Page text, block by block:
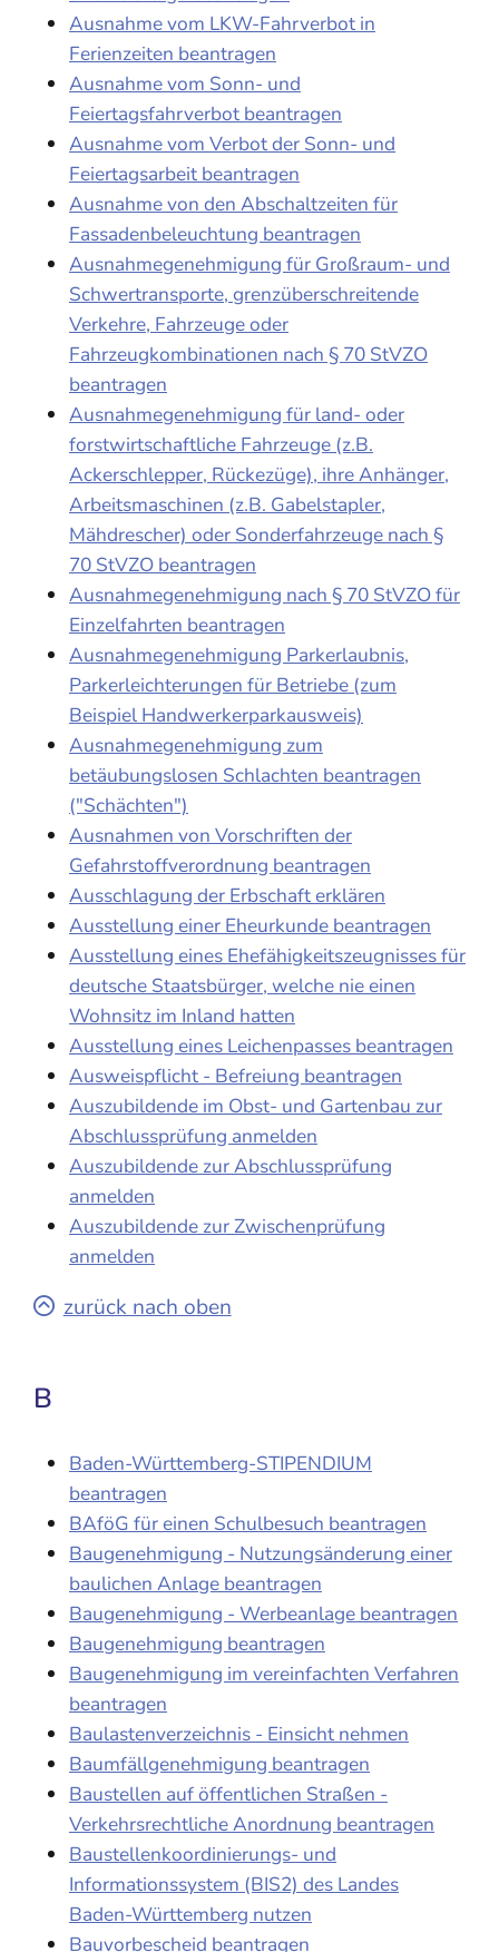
Ausnahme vom LKW-Fahrverbot in
Ferienzeiten beantragen
Ausnahme vom Sonn- und
Feiertagsfahrverbot beantragen
Ausnahme vom Verbot der Sonn- und
Feiertagsarbeit beantragen
Ausnahme von den Abschaltzeiten für
Fassadenbeleuchtung beantragen
Ausnahmegenehmigung für Großraum- und
Schwertransporte, grenzüberschreitende
Verkehre, Fahrzeuge oder
Fahrzeugkombinationen nach § 70 StVZO
beantragen
Ausnahmegenehmigung für land- oder
forstwirtschaftliche Fahrzeuge (z.B.
Ackerschlepper, Rückezüge), ihre Anhänger,
Arbeitsmaschinen (z.B. Gabelstapler,
Mähdrescher) oder Sonderfahrzeuge nach §
70 StVZO beantragen
Ausnahmegenehmigung nach § 70 StVZO für
Einzelfahrten beantragen
Ausnahmegenehmigung Parkerlaubnis,
Parkerleichterungen für Betriebe (zum
Beispiel Handwerkerparkausweis)
Ausnahmegenehmigung zum
betäubungslosen Schlachten beantragen
("Schächten")
Ausnahmen von Vorschriften der
Gefahrstoffverordnung beantragen
Ausschlagung der Erbschaft erklären
Ausstellung einer Eheurkunde beantragen
Ausstellung eines Ehefähigkeitszeugnisses für
deutsche Staatsbürger, welche nie einen
Wohnsitz im Inland hatten
Ausstellung eines Leichenpasses beantragen
Ausweispflicht - Befreiung beantragen
Auszubildende im Obst- und Gartenbau zur
Abschlussprüfung anmelden
Auszubildende zur Abschlussprüfung
anmelden
Auszubildende zur Zwischenprüfung
anmelden
zurück nach oben
B
Baden-Württemberg-STIPENDIUM
beantragen
BAföG für einen Schulbesuch beantragen
Baugenehmigung - Nutzungsänderung einer
baulichen Anlage beantragen
Baugenehmigung - Werbeanlage beantragen
Baugenehmigung beantragen
Baugenehmigung im vereinfachten Verfahren
beantragen
Baulastenverzeichnis - Einsicht nehmen
Baumfällgenehmigung beantragen
Baustellen auf öffentlichen Straßen -
Verkehrsrechtliche Anordnung beantragen
Baustellenkoordinierungs- und
Informationssystem (BIS2) des Landes
Baden-Württemberg nutzen
Bauvorbescheid beantragen